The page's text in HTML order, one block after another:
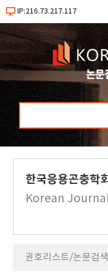
IP:216.73.217.117
한국응용곤충학
Korean
권호리스트/논문검색